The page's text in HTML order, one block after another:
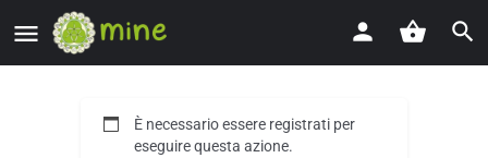
È necessario essere registrati per
eseguire questa azione.